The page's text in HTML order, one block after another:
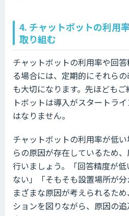
4. チャットボットの利用
取り組む
チャットボットの利用率や回
る場合には、定期的にそれら
も大切になります。先ほども
トボットは導入がスタートラ
はなりません。
チャットボットの利用率が低
らの原因が存在しているため
行いましょう。「回答精度が
ない」「そもそも設置場所が
まざまな原因が考えられるた
ションを図りながら、原因の